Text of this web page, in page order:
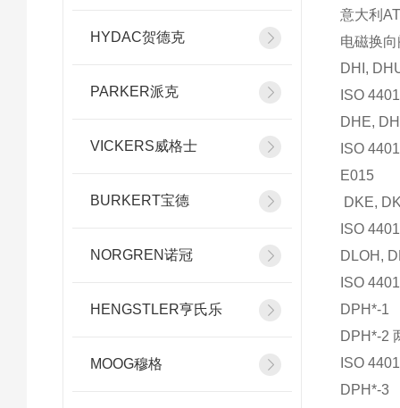
HYDAC贺德克
PARKER派克
VICKERS威格士
BURKERT宝德
NORGREN诺冠
HENGSTLER亨氏乐
MOOG穆格
意大利
电磁换
DHI,
ISO
DHE,
ISO
E015
DKE,
ISO
DLOH,
ISO
DPH*-1
DPH*-2
ISO
DPH*-3